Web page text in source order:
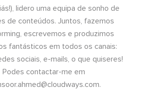
lidero uma equipa de sonho de
de conteúdos. Juntos, fazemos
escrevemos e produzimos
fantásticos em todos os canais:
sociais, e-mails, o que quiseres!
Podes contactar-me em
.